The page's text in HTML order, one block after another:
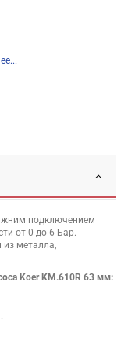
подключением
от 0 до 6 Бар.
металла,
Koer KM.610R 63 мм: